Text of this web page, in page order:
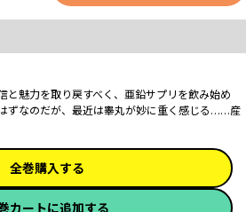
と魅力を取り戻すべく、亜鉛サプリを飲み始め
ずなのだが、最近は睾丸が妙に重く感じる……産
全巻購入する
カートに追加する